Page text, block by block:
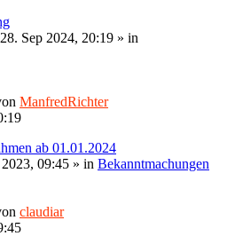
28. Sep 2024, 20:19 » in
ManfredRichter
ab 01.01.2024
09:45 » in Bekanntmachungen
claudiar